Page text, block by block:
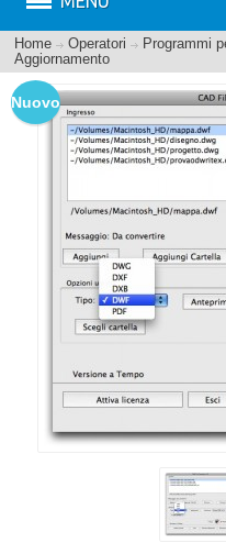
Home Operatori Programmi
Aggiornamento
Nuovo